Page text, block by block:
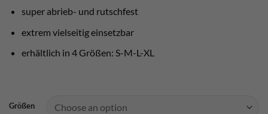
super abrieb- und rutschfest
extrem vielseitig einsetzbar
erhältlich in 4 Größen: S-M-L-XL
Größen